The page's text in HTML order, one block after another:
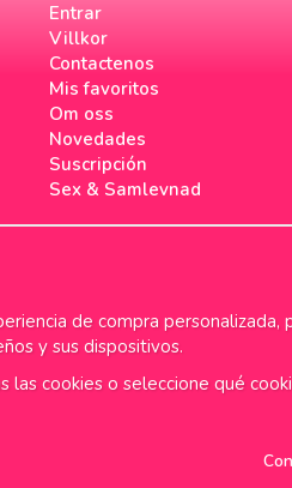
Entrar
Villkor
Contactenos
Mis favoritos
Om oss
Novedades
Suscripción
Sex & Samlevnad
de compra
y sus dispositivos.
cookies o seleccione qué